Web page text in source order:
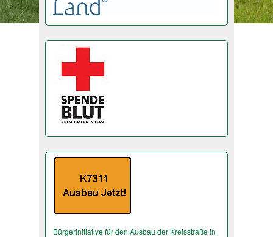
Bürgerinitiative für den Ausbau der Kreisstraße in